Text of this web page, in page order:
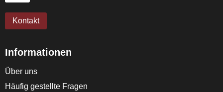
Kontakt
Informationen
Über uns
Häufig gestellte Fragen